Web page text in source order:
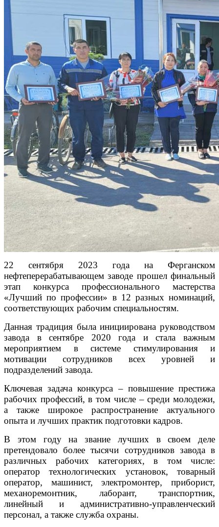
22 сентября 2023 года на Ферганском
нефтеперерабатывающем заводе прошел финальный
этап конкурса профессионального мастерства
«Лучший по профессии» в 12 разных номинаций,
соответствующих рабочим специальностям.
Данная традиция была инициирована руководством
завода в сентябре 2020 года и стала важным
мероприятием в системе стимулирования и
мотивации сотрудников всех уровней и
подразделений завода.
Ключевая задача конкурса – повышение престижа
рабочих профессий, в том числе – среди молодежи,
а также широкое распространение актуального
опыта и лучших практик подготовки кадров.
В этом году на звание лучших в своем деле
претендовало более тысячи сотрудников завода в
различных рабочих категориях, в том числе:
оператор технологических установок, товарный
оператор, машинист, электромонтер, приборист,
механоремонтник, лаборант, транспортник,
линейный и административно-управленческий
персонал, а также служба охраны.